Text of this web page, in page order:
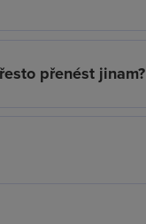
přenést jinam?